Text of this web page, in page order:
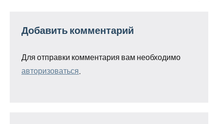
Добавить комментарий
Для отправки комментария вам необходимо
авторизоваться